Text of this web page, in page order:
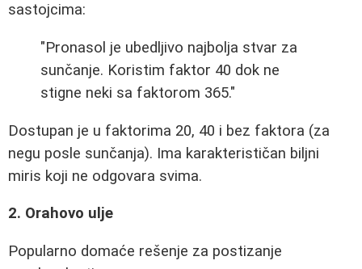
sastojcima:
"Pronasol je ubedljivo najbolja stvar za
sunčanje. Koristim faktor 40 dok ne
stigne neki sa faktorom 365."
Dostupan je u faktorima 20, 40 i bez faktora (za
negu posle sunčanja). Ima karakterističan biljni
miris koji ne odgovara svima.
2. Orahovo ulje
Popularno domaće rešenje za postizanje